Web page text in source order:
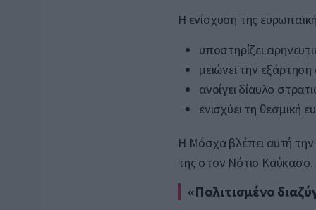
Η ενίσχυση της
υποστηρίζει
μειώνει την
ανοίγει δίαυλο
ενισχύει τη θεσμική
Η Μόσχα βλέπει αυτή την
της στον Νότιο Καύκασο.
«Πολιτισμένο